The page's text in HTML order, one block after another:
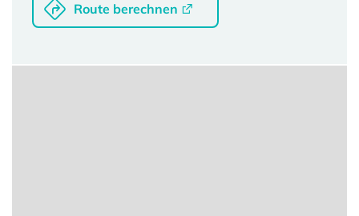
Route berechnen